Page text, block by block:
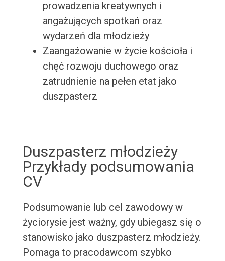
prowadzenia kreatywnych i
angażujących spotkań oraz
wydarzeń dla młodzieży
Zaangażowanie w życie kościoła i
chęć rozwoju duchowego oraz
zatrudnienie na pełen etat jako
duszpasterz
Duszpasterz młodzieży
Przykłady podsumowania
CV
Podsumowanie lub cel zawodowy w
życiorysie jest ważny, gdy ubiegasz się o
stanowisko jako duszpasterz młodzieży.
Pomaga to pracodawcom szybko